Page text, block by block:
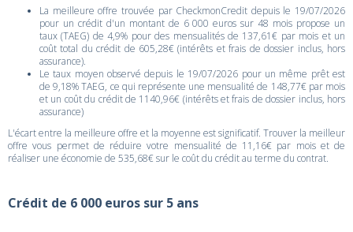
La meilleure offre trouvée par CheckmonCredit depuis le 19/07/2026
pour un crédit d'un montant de 6 000 euros sur 48 mois propose un
taux (TAEG) de 4,9% pour des mensualités de 137,61€ par mois et un
coût total du crédit de 605,28€ (intérêts et frais de dossier inclus, hors
assurance).
Le taux moyen observé depuis le 19/07/2026 pour un même prêt est
de 9,18% TAEG, ce qui représente une mensualité de 148,77€ par mois
et un coût du crédit de 1140,96€ (intérêts et frais de dossier inclus, hors
assurance)
L'écart entre la meilleure offre et la moyenne est significatif. Trouver la meilleur
offre vous permet de réduire votre mensualité de 11,16€ par mois et de
réaliser une économie de 535,68€ sur le coût du crédit au terme du contrat.
Crédit de 6 000 euros sur 5 ans